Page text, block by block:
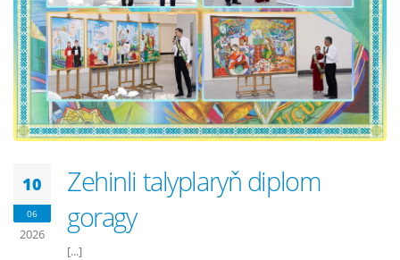
10
06
2026
Zehinli talyplaryň diplom
goragy
[...]